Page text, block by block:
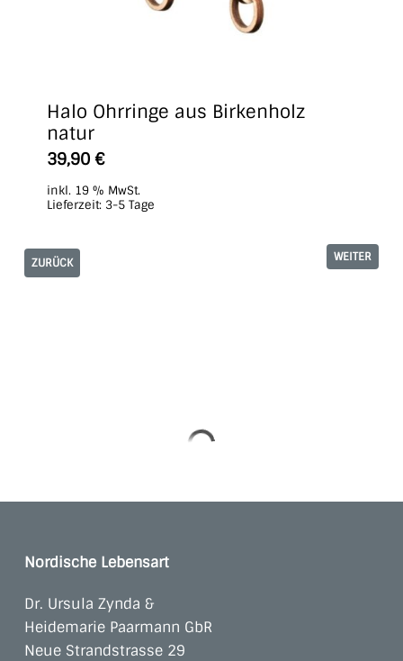
Halo Ohrringe aus Birkenholz
natur
39,90 €
inkl. 19 % MwSt.
Lieferzeit: 3-5 Tage
ZURÜCK WEITER
Nordische Lebensart
Dr. Ursula Zynda &
Heidemarie Paarmann GbR
Neue Strandstrasse 29